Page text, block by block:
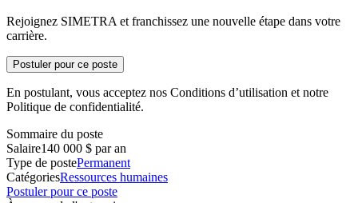
Rejoignez SIMETRA et franchissez une nouvelle étape dans votre
carrière.
Postuler pour ce poste
En postulant, vous acceptez nos Conditions d’utilisation et notre
Politique de confidentialité.
Sommaire du poste
Salaire140 000 $ par an
Type de postePermanent
CatégoriesRessources humaines
Postuler pour ce poste